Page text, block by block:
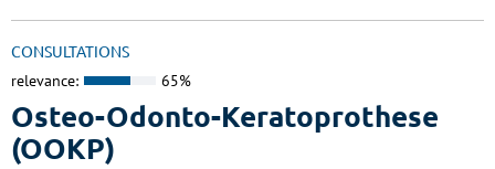
CONSULTATIONS
relevance: 65%
Osteo-Odonto-Keratoprothese
(OOKP)